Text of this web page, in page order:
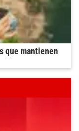
que mantienen